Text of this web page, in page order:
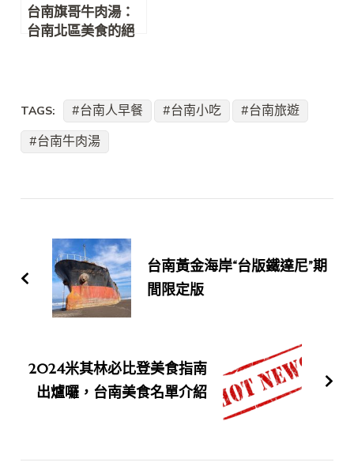
台南旗哥牛肉湯：
台南北區美食的絕
TAGS: 台南人早餐 台南小吃
台南旅遊
台南牛肉湯
Navigation台南黃金海岸“台版鐵達尼”期
間限定版
2024米其林必比登美食指南
出爐囉，台南美食名單介紹